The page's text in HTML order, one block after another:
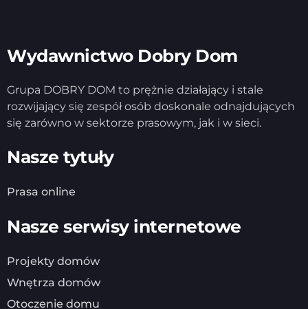
Wydawnictwo Dobry Dom
Grupa DOBRY DOM to prężnie działający i stale
rozwijający się zespół osób doskonale odnajdujących
się zarówno w sektorze prasowym, jak i w sieci.
Nasze tytuły
Prasa online
Nasze serwisy internetowe
Projekty domów
Wnętrza domów
Otoczenie domu